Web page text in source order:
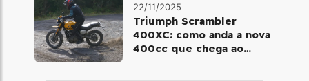
22/11/2025
Triumph Scrambler
400XC: como anda a nova
400cc que chega ao